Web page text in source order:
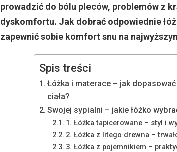
prowadzić do bólu pleców, problemów z
dyskomfortu. Jak dobrać odpowiednie
zapewnić sobie komfort snu na
Spis treści
Łóżka i materace – jak
ciała?
Swojej sypialni – jakie łóżko
1. Łóżka tapicerowane – styl i
2. Łóżka z litego drewna –
3. Łóżka z pojemnikiem –